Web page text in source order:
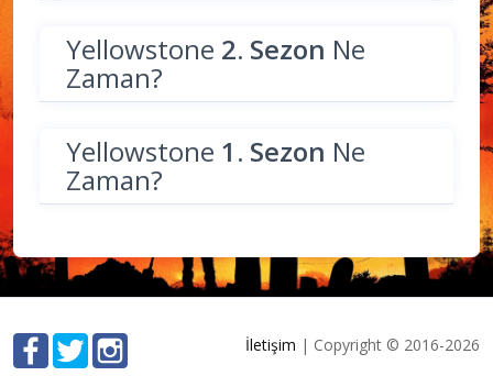
Yellowstone 2. Sezon Ne
Zaman?
Yellowstone 1. Sezon Ne
Zaman?
İletişim | Copyright © 2016-2026